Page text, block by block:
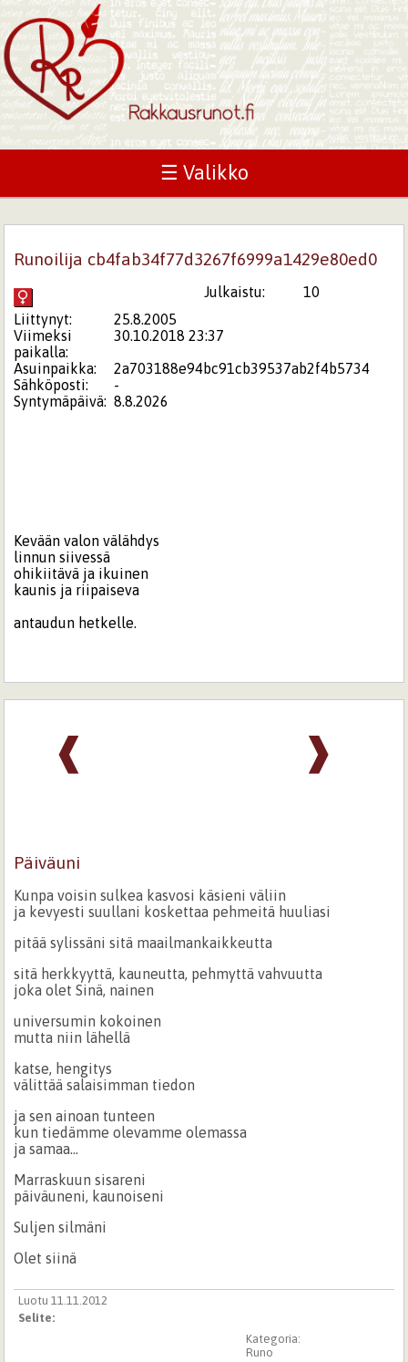
☰ Valikko
Runoilija cb4fab34f77d3267f6999a1429e80ed0
Julkaistu:
10
Liittynyt:
25.8.2005
Viimeksi
paikalla:
30.10.2018 23:37
Asuinpaikka:
2a703188e94bc91cb39537ab2f4b5734
Sähköposti:
-
Syntymäpäivä: 8.8.2026
Kevään valon välähdys
linnun siivessä
ohikiitävä ja ikuinen
kaunis ja riipaiseva
antaudun hetkelle.
❱
❰
Päiväuni
Kunpa voisin sulkea kasvosi käsieni väliin
ja kevyesti suullani koskettaa pehmeitä huuliasi
pitää sylissäni sitä maailmankaikkeutta
sitä herkkyyttä, kauneutta, pehmyttä vahvuutta
joka olet Sinä, nainen
universumin kokoinen
mutta niin lähellä
katse, hengitys
välittää salaisimman tiedon
ja sen ainoan tunteen
kun tiedämme olevamme olemassa
ja samaa...
Marraskuun sisareni
päiväuneni, kaunoiseni
Suljen silmäni
Olet siinä
Luotu 11.11.2012
Selite:
Kategoria:
Runo